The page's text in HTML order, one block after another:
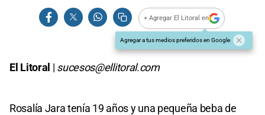
+ Agregar El Litoral en
Agregar a tus medios preferidos en Google
El Litoral | sucesos@ellitoral.com
Rosalía Jara tenía 19 años y una pequeña beba de